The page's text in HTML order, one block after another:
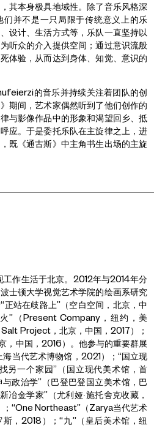
其本身极具地域性。除了音乐风格深
们并不是一只局限于传统意义上的乐
设计、生活方式等，乐队一直坚持以
听众的介入提供空间；通过意识流般
体验，从而达到身体、知觉、意识的
的音乐并持续关注着团队的创
期间，艺术家偶然听到了他们创作的
与影像作品中的形象和渴望回乡、抵
应。于是委托乐队在主旋律之上，进
既《通古斯》中主角书生出场的主旋
作生活于北京。2012年与2014年分
士顿大学视觉艺术学院的绘画系研究
正站在歧路上”（空白空间，北京，中
”（Present Company，纽约，美
Project，北京，中国，2017）；
，中国，2016）。他参与的重要群展
海当代艺术博物馆，2021）；“国立现
一个家园”（国立现代美术馆，首
政治学”（巴登巴登国立美术馆，巴
冶金学家”（尤利娅·施托舍克收藏，
；“One Northeast”（Zarya当代艺术
，2018）；“九”（皇后美术馆，纽